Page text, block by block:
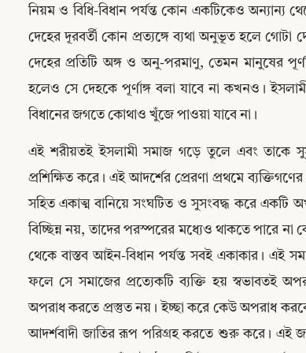
নিয়ম ও বিধি-বিধান পর্যন্ত কোন একটিকেও অন্যান্য
দেহের দূরবর্তী কোন প্রত্যঙ্গে ব্যথা অনুভূত হলে গোটা
দেহের প্রতিটি অঙ্গ ও অনু-পরমাণু, তেমন মানুষের
হলেও সে দেহকে পূর্ণাঙ্গ বলা যাবে না কখনও।
বিধানের জগতে কোথাও খুঁজে পাওয়া যাবে না।
এই শরীয়তই ইসলামী সমাজ গড়ে তুলে এবং তাকে
প্রশিক্ষিত করে। এই আদর্শের প্রেরণা প্রথমে
সহিত একাত্ম বানিয়ে সংঘটিত ও সুসংবদ্ধ করে
বিচ্ছিন্ন নয়, তাদের পরস্পরের মধ্যেও থাকতে পারে না
থেকে বাস্তব আইন-বিধান পর্যন্ত সবই একাকার। এই
ফলে সে সমাজের প্রত্যেকটি ব্যক্তি হয় স্বভাবতই
অপরাধ করতে প্রস্তুত নয়। ইচ্ছা করে কেউ অপরাধ
আদর্শবাদী জাতির রূপ পরিগ্রহ করতে শুরু করে। এই